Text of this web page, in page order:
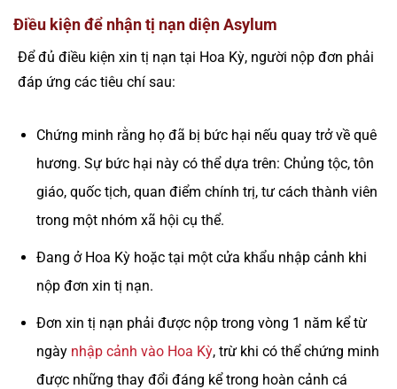
Điều kiện để nhận tị nạn diện Asylum
Để đủ điều kiện xin tị nạn tại Hoa Kỳ, người nộp đơn phải
đáp ứng các tiêu chí sau:
Chứng minh rằng họ đã bị bức hại nếu quay trở về quê
hương. Sự bức hại này có thể dựa trên: Chủng tộc, tôn
giáo, quốc tịch, quan điểm chính trị, tư cách thành viên
trong một nhóm xã hội cụ thể.
Đang ở Hoa Kỳ hoặc tại một cửa khẩu nhập cảnh khi
nộp đơn xin tị nạn.
Đơn xin tị nạn phải được nộp trong vòng 1 năm kể từ
ngày nhập cảnh vào Hoa Kỳ, trừ khi có thể chứng minh
được những thay đổi đáng kể trong hoàn cảnh cá